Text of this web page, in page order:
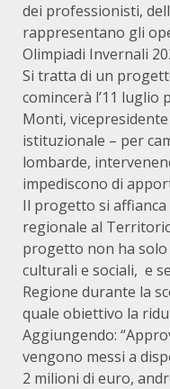
dei professionisti,
rappresentano gli
Olimpiadi Invernali
Si tratta di un
comincerà l’11 luglio
Monti,
istituzionale – per
lombarde,
impediscono di
Il progetto si affianca
regionale al
progetto non ha solo
culturali e sociali, e
Regione durante la
quale obiettivo la
Aggiungendo:
vengono messi a
2 milioni di euro,